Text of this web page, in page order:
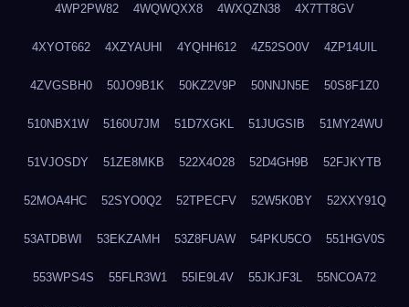
4WP2PW82 4WQWQXX8 4WXQZN38 4X7TT8GV
4XYOT662 4XZYAUHI 4YQHH612 4Z52SO0V 4ZP14UIL
4ZVGSBH0 50JO9B1K 50KZ2V9P 50NNJN5E 50S8F1Z0
510NBX1W 5160U7JM 51D7XGKL 51JUGSIB 51MY24WU
51VJOSDY 51ZE8MKB 522X4O28 52D4GH9B 52FJKYTB
52MOA4HC 52SYO0Q2 52TPECFV 52W5K0BY 52XXY91Q
53ATDBWI 53EKZAMH 53Z8FUAW 54PKU5CO 551HGV0S
553WPS4S 55FLR3W1 55IE9L4V 55JKJF3L 55NCOA72